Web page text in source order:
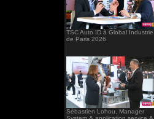
TSC Auto ID à Global Industrie
de Paris 2026
Sébastien Lohou, Manager